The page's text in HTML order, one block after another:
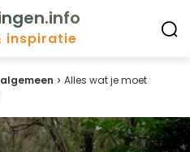
inspiratie
Alles wat je moet